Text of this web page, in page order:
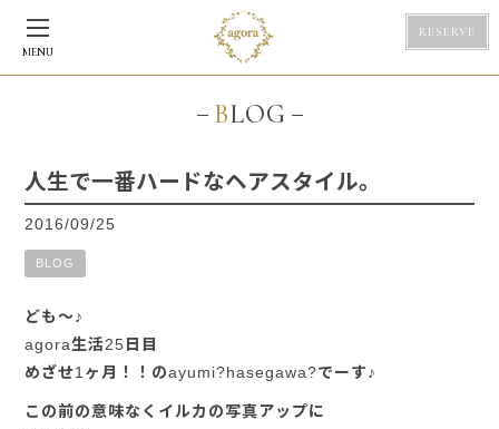
MENU
RESERVE
BLOG
人生で一番ハードなヘアスタイル。
2016/09/25
BLOG
ども～♪
agora生活25日目
めざせ1ヶ月！！のayumi?hasegawa?でーす♪
この前の意味なくイルカの写真アップに